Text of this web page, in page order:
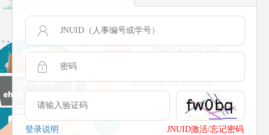
登录说明 JNUID激活/忘记密码